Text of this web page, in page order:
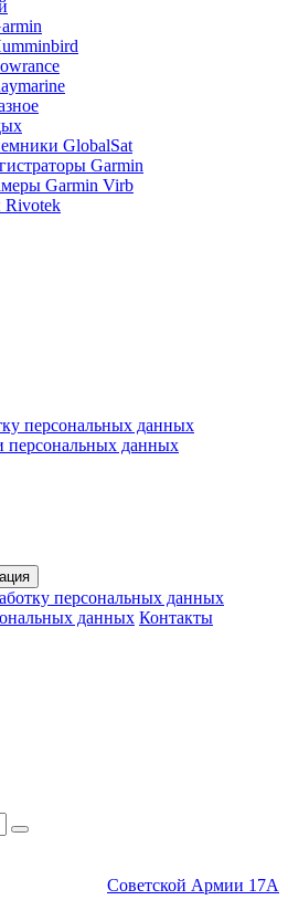
GlobalSat
Garmin
Garmin Virb
Rivotek
персональных данных
персональных данных
персональных данных
данных Контакты
Советской Армии 17А